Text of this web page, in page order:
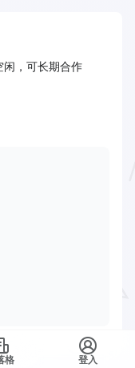
格 登入
闲，可长期合作